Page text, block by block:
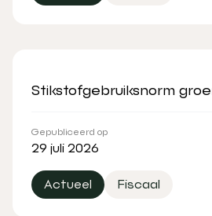
Stikstofgebruiksnorm
Gepubliceerd op
29 juli 2026
Actueel Fiscaal